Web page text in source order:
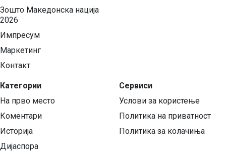
Зошто Македонска нација
2026
Импресум
Маркетинг
Контакт
Категории
На прво место
Коментари
Историја
Дијаспора
Сервиси
Услови за користење
Политика на приватност
Политика за колачиња